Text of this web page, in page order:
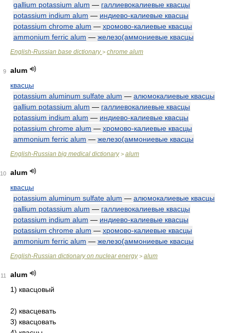
gallium potassium alum — галлиевокалиевые квасцы
potassium indium alum — индиево-калиевые квасцы
potassium chrome alum — хромово-калиевые квасцы
ammonium ferric alum — железо(аммониевые квасцы
English-Russian base dictionary> chrome alum
9
alum
квасцы
potassium aluminum sulfate alum — алюмокалиевые квасцы
gallium potassium alum — галлиевокалиевые квасцы
potassium indium alum — индиево-калиевые квасцы
potassium chrome alum — хромово-калиевые квасцы
ammonium ferric alum — железо(аммониевые квасцы
English-Russian big medical dictionary> alum
10
alum
квасцы
potassium aluminum sulfate alum — алюмокалиевые квасцы
gallium potassium alum — галлиевокалиевые квасцы
potassium indium alum — индиево-калиевые квасцы
potassium chrome alum — хромово-калиевые квасцы
ammonium ferric alum — железо(аммониевые квасцы
English-Russian dictionary on nuclear energy> alum
11
alum
1) квасцовый
2) квасцевать
3) квасцовать